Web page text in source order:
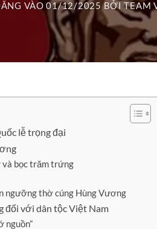
VÀO01/12/2025 BỞITEAM
lễ trọng đại
và bọc trăm trứng
ngưỡng thờ cúng Hùng Vương
đối với dân tộc Việt Nam
nguồn”